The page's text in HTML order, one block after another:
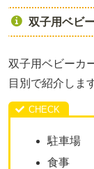
双子用ベビ
双子用ベビーカ
目別で紹介しま
駐車場
食事